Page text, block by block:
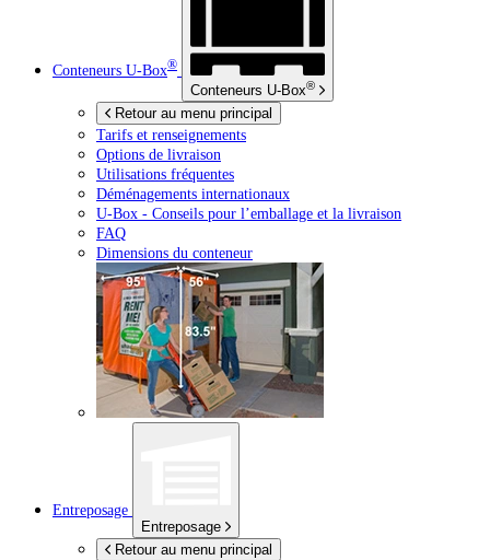
Conteneurs U-Box®
Conteneurs U-Box®
Retour au menu principal
Tarifs et renseignements
Options de livraison
Utilisations fréquentes
Déménagements internationaux
U-Box - Conseils pour l’emballage et la livraison
FAQ
Dimensions du conteneur
Entreposage
Entreposage
Retour au menu principal